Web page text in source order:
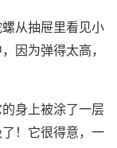
从抽屉里看见小
因为弹得太高，
身上被涂了一层
！它很得意，一